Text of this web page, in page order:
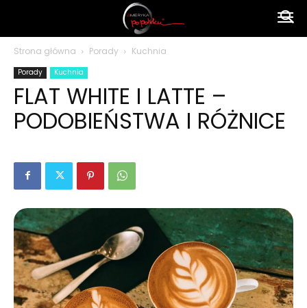
Strona główna Porady Kuchnia
Porady Kuchnia
FLAT WHITE I LATTE –
PODOBIEŃSTWA I RÓŻNICE